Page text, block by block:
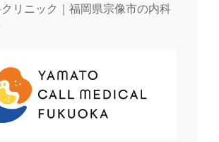
リニック｜福岡県宗像市の内科